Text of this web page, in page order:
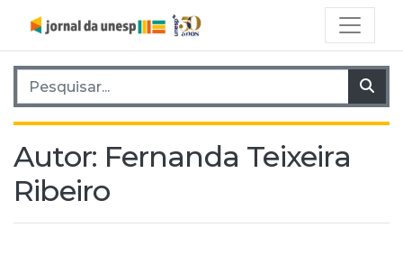
Pesquisar por:
Autor: Fernanda Teixeira
Ribeiro